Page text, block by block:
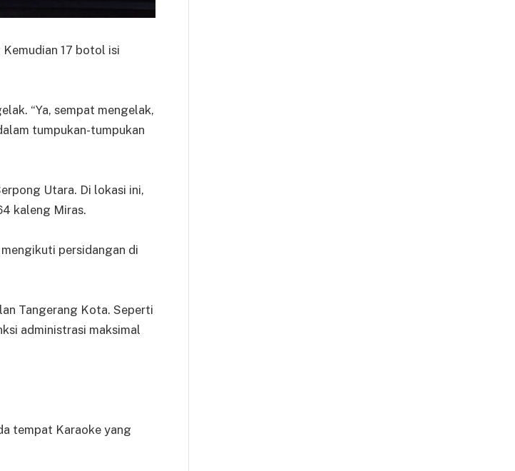
17 botol isi
“Ya, sempat mengelak,
tumpukan-tumpukan
Utara. Di lokasi ini,
kaleng Miras.
persidangan di
Tangerang Kota. Seperti
administrasi maksimal
tempat Karaoke yang